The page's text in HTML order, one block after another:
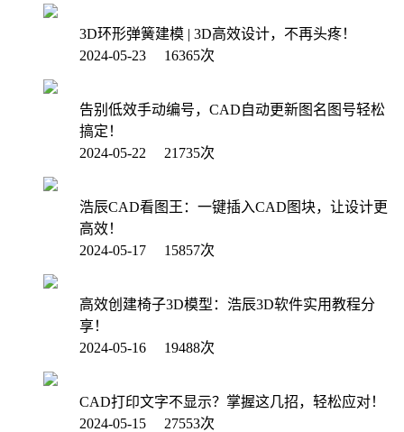
3D环形弹簧建模 | 3D高效设计，不再头疼！
2024-05-23 16365次
告别低效手动编号，CAD自动更新图名图号轻松
搞定！
2024-05-22 21735次
浩辰CAD看图王：一键插入CAD图块，让设计更
高效！
2024-05-17 15857次
高效创建椅子3D模型：浩辰3D软件实用教程分
享！
2024-05-16 19488次
CAD打印文字不显示？掌握这几招，轻松应对！
2024-05-15 27553次